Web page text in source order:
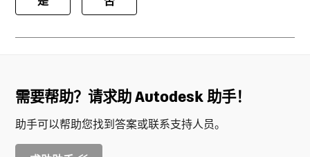
需要帮助？请求助 Autodesk 助手！
助手可以帮助您找到答案或联系支持人员。